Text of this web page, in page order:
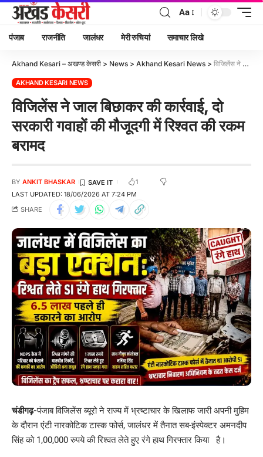
Aa
पंजाब राजनीति जालंधर मेरी रुचियां समाचार लिखे
Akhand Kesari – अखण्ड केसरी > News > Akhand Kesari News > विजिलेंस ने जाल बिछाकर की कार्रवाई, दो सरकारी गवाहों की मौजूदगी में रिश्वत की रकम बरामद
AKHAND KESARI NEWS
विजिलेंस ने जाल बिछाकर की कार्रवाई, दो
सरकारी गवाहों की मौजूदगी में रिश्वत की रकम
बरामद
LAST UPDATED: 18/06/2026 AT 7:24 PM
BY ANKIT BHASKAR 1
SHARE
चंडीगढ़-पंजाब विजिलेंस ब्यूरो ने राज्य में भ्रष्टाचार के खिलाफ जारी अपनी मुहिम
के दौरान एंटी नारकोटिक टास्क फोर्स, जालंधर में तैनात सब-इंस्पेक्टर अमनदीप
सिंह को 1,00,000 रुपये की रिश्वत लेते हुए रंगे हाथ गिरफ्तार किया है।